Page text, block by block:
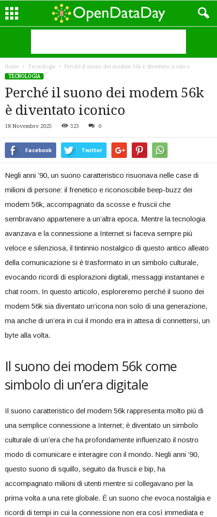
Home Tecnologia
Perché il suono dei modem 56k è diventato iconico
TECNOLOGIA
Perché il suono dei modem 56k
è diventato iconico
18 Novembre 2025 323 0
Facebook Twitter
Negli anni ’90, un suono caratteristico risuonava nelle case di
milioni di persone: il frenetico⁤ e riconoscibile beep-buzz dei
modem 56k, accompagnato da scosse e ‍fruscii⁤ che
sembravano appartenere a un’altra epoca. Mentre la tecnologia
‌avanzava e la connessione a Internet si faceva sempre più
veloce e silenziosa, il tintinnio nostalgico di questo​ antico alleato
della comunicazione​ si è trasformato⁤ in un simbolo culturale,
evocando ricordi di esplorazioni​ digitali, messaggi ⁤instantanei e‍
chat room. In questo articolo, ⁣esploreremo perché ⁣il suono dei
modem 56k sia⁣ diventato un’icona non⁣ solo di una generazione,
ma anche di un’era in cui il‌ mondo era ⁣in attesa ​di connettersi, un
byte alla volta.
Il suono dei modem 56k come
simbolo di ⁢un’era digitale
Il ⁣suono caratteristico del modem 56k rappresenta molto più di
una semplice ⁢connessione a Internet; è ‍diventato‌ un simbolo‍
culturale di un’era che ha profondamente influenzato il⁤ nostro
modo di comunicare⁤ e interagire con il mondo. Negli⁢ anni ’90,⁤
questo suono di squillo, seguito da fruscii e bip, ha
⁣accompagnato milioni di ‌utenti mentre si⁢ collegavano per la
prima‌ volta a una ‌rete globale. È un suono che evoca nostalgia e
ricordi di tempi in cui la connessione non era ​così immediata e